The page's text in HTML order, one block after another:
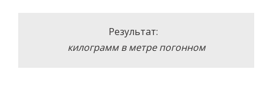
Результат:
килограмм в метре погонном